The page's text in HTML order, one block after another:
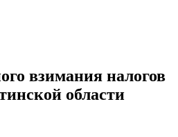
взимания налогов
области